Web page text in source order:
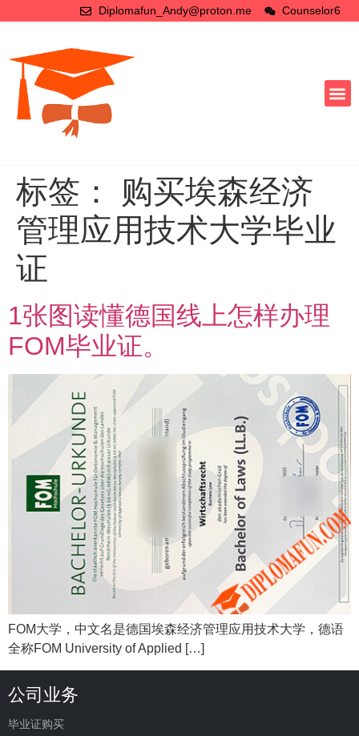
Diplomafun_Andy@proton.me Counselor6
标签： 购买埃森经济
管理应用技术大学毕业
证
1张图读懂德国线上怎样办理
FOM毕业证。
FOM大学，中文名是德国埃森经济管理应用技术大学，德语
全称FOM University of Applied […]
公司业务
毕业证购买